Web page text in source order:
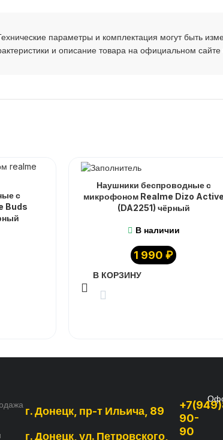
параметры и комплектация могут быть
и описание товара на официальном сайте
с
Buds
Наушники беспроводные с
микрофоном Realme Dizo Active
(DA2251) чёрный
В наличии
1 990₽
В КОРЗИНУ
г. Донецк, пр-т Ильича, 89
г. Донецк, ул. Петровского,
90-
90